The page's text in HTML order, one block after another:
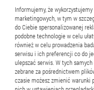
Informujemy, że
marketingowych, w tym w
do Ciebie spersonalizowanej
podobne technologie w celu
również w celu prowadzenia
serwisu i ich preferencji co do
ulepszać serwis. W tych
zebrane za pośrednictwem
czasie możesz zmienić warunki
17 lipca 2026
Fałszywe